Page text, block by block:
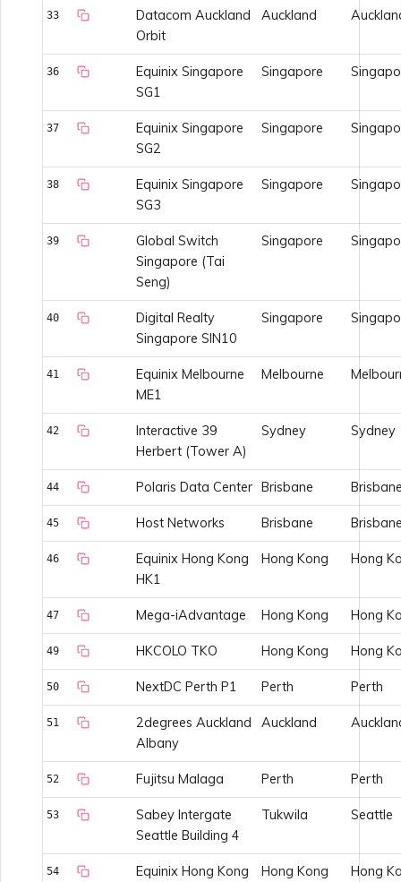
VMware SD-WAN
Preguntas frecuentes de
Crear un VXC hacia Google
Cambiar la configuración
de un IX
Mover un VXC e IX
Apagar un VXC e IX
Monitoreo de estado de
servicios
Configurar OpenMetrics
servicios
Campos de respuesta de
la API de Service Key de
Azure
Preguntas frecuentes sobre
la desaprobación de API
Funciones e instrucciones
Próximos pasos de
resolución de problemas
Proporcionar información
33
Datacom Auckland
Orbit
Auckland
36
Equinix Singapore
SG1
Singapore
37
Equinix Singapore
SG2
Singapore
38
Equinix Singapore
SG3
Singapore
39
Global Switch
Singapore (Tai
Seng)
Singapore
40
Digital Realty
Singapore SIN10
Singapore
41
Equinix Melbourne
ME1
Melbourne
42
Interactive 39
Herbert (Tower A)
Sydney Sydney
44 Polaris Data Center Brisbane
45 Host Networks Brisbane
46
Equinix Hong Kong
HK1
Hong Kong Hong
47 Mega-iAdvantage Hong Kong Hong
49 HKCOLO TKO Hong Kong Hong
50 NextDC Perth P1 Perth Perth
51
2degrees Auckland
Albany
Auckland
52 Fujitsu Malaga Perth Perth
53
Sabey Intergate
Seattle Building 4
Tukwila Seattle
54
Equinix Hong Kong
Hong Kong Hong